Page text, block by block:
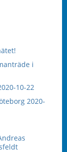
i
10-22
2020-